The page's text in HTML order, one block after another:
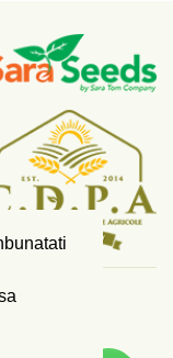
SRL.